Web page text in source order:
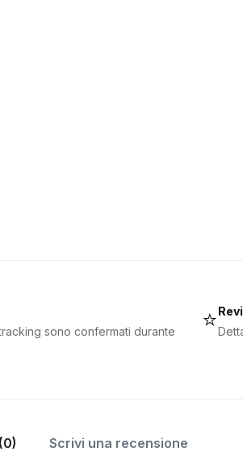
sono confermati durante
⭐
Scrivi una recensione